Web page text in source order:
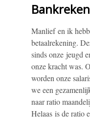
Manlief en ik
betaalrekening.
sinds onze jeugd
onze kracht was.
worden onze
we een
naar ratio
Helaas is de ratio